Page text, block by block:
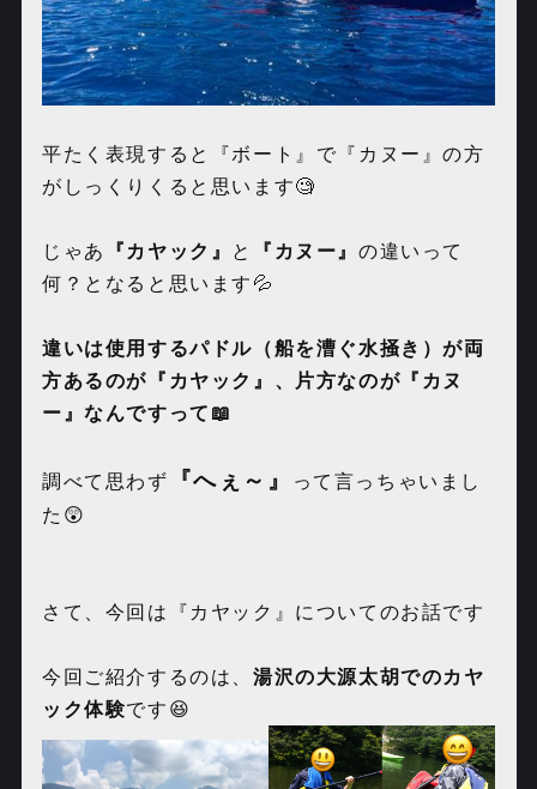
平たく表現すると『ボート』で『カヌー』の方
がしっくりくると思います🧐
じゃあ 『カヤック』 と 『カヌー』の違いって
何？となると思います💦
違いは使用するパドル（船を漕ぐ水掻き）が両
方あるのが『カヤック』、片方なのが『カヌ
ー』なんですって📖
調べて思わず 『へぇ～』
って言っちゃいまし
た😲
さて、今回は『カヤック』についてのお話です
今回ご紹介するのは、 湯沢の大源太胡でのカヤ
ック体験です😆